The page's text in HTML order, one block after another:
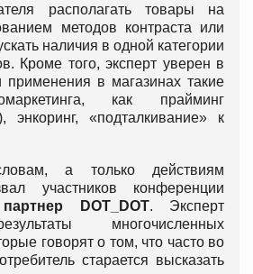
располагать товары на
методов контраста или
наличия в одной категории
Кроме того, эксперт уверен в
применения в магазинах такие
как прайминг
энкоринг, «подталкивание» к
а только действиям
участников конференции
DOT_DOT. Эксперт
многочисленных
говорят о том, что часто во
старается высказать